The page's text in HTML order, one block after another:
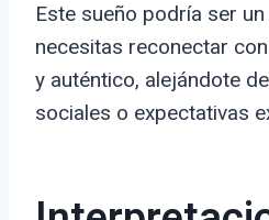
Este sueño podría ser
necesitas reconectar
y auténtico, alejándote
sociales o expectativas